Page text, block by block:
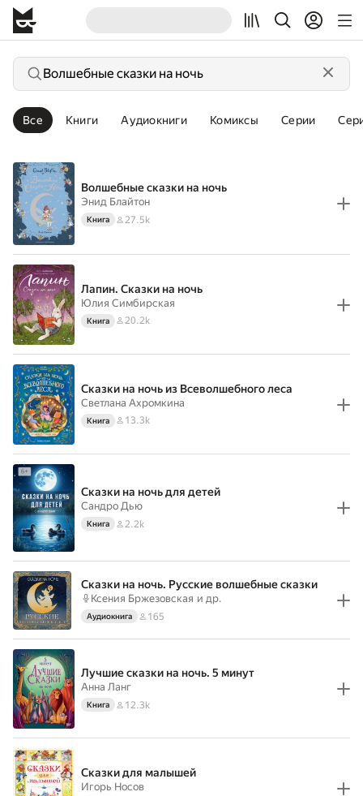
Все Книги Аудиокниги Комиксы Серии
Волшебные сказки на ночь
Энид Блайтон
Книга 27.5k
Лапин. Сказки на ночь
Юлия Симбирская
Книга 20.2k
Сказки на ночь из Всеволшебного леса
Светлана Ахромкина
Книга 13.3k
Сказки на ночь для детей
Сандро Дью
Книга 2.2k
Сказки на ночь. Русские волшебные сказки
Ксения Бржезовская и др.
Аудиокнига 165
Лучшие сказки на ночь. 5 минут
Анна Ланг
Книга 12.3k
Сказки для малышей
Игорь Носов